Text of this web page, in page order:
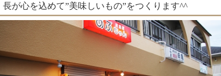
長が心を込めて”美味しいもの”をつくります^^